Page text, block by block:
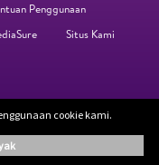
Penggunaan
Situs Kami
saran dari profesional.
kesehatan Anda untuk
cookie kami.